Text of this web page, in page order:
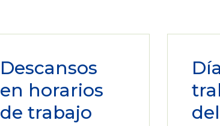
Descansos
en horarios
de trabajo